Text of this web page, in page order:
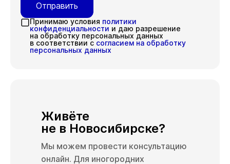
Принимаю условия политики
конфиденциальности и даю разрешение
на обработку персональных данных
в соответствии с согласием на обработку
персональных данных
Отправить
Живёте
не в Новосибирске?
Мы можем провести консультацию
онлайн. Для иногородних